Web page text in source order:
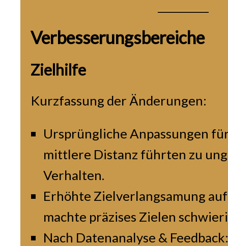
Verbesserungsbereiche
Zielhilfe
Kurzfassung der Änderungen:
Ursprüngliche Anpassungen
mittlere Distanz führten zu
Verhalten.
Erhöhte Zielverlangsamung
machte präzises Zielen
Nach Datenanalyse &